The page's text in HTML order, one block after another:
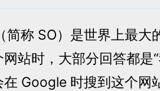
（简称 SO）是世界上最
站时，大部分回答都是
Google 时搜到这个网